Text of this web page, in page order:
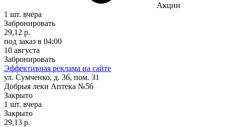
Акции
1 шт. вчера
Забронировать
29,12 р.
под заказ в 04:00
10 августа
Забронировать
Эффективная реклама на сайте
ул. Сумченко, д. 36, пом. 31
Добрыя леки Аптека №56
Закрыто
1 шт. вчера
Закрыто
29,13 р.